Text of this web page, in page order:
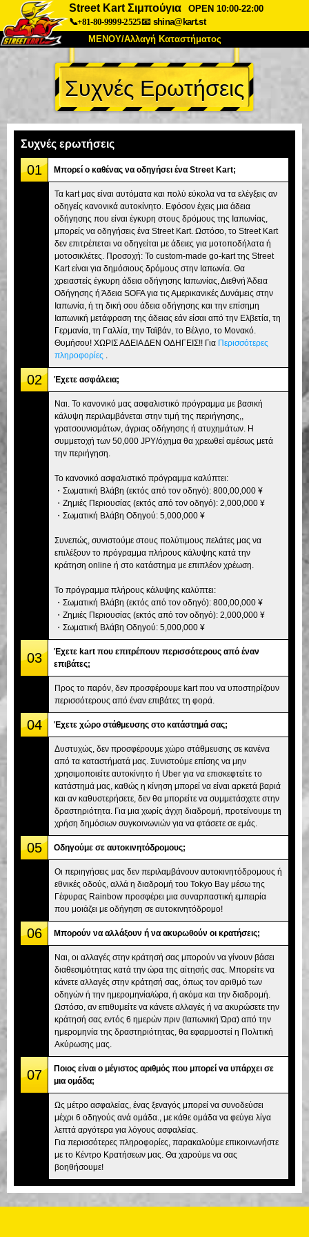
Street Kart Σιμπούγια
OPEN 10:00-22:00
📞+81-80-9999-2525📧 shina@kart.st
ΜΕΝΟΥ/Αλλαγή Καταστήματος
ΚΥΡΙΩΣ
Σχετικά Προδιαγραφές Τιμές
Συχνές Ερωτήσεις
Εταιρεία
Αλλαγή Καταστήματος
Τόκιο Σινάγαουα #1 Τόκιο Ακίχαμπαρα #1
Τόκιο Ακίχαμπαρα #2 Τόκιο Σιμπούγια
Τόκιο Σιμπούγια Annex Τόκιο Κόλπος
Τόκιο Ασακούσα Οσάκα
Οκινάουα
Συχνές Ερωτήσεις
Συχνές ερωτήσεις
01 Μπορεί ο καθένας να οδηγήσει ένα Street Kart;
Τα kart μας είναι αυτόματα και πολύ εύκολα να τα ελέγξεις αν
οδηγείς κανονικά αυτοκίνητο. Εφόσον έχεις μια άδεια
οδήγησης που είναι έγκυρη στους δρόμους της Ιαπωνίας,
μπορείς να οδηγήσεις ένα Street Kart. Ωστόσο, το Street Kart
δεν επιτρέπεται να οδηγείται με άδειες για μοτοποδήλατα ή
μοτοσικλέτες. Προσοχή: Το custom-made go-kart της Street
Kart είναι για δημόσιους δρόμους στην Ιαπωνία. Θα
χρειαστείς έγκυρη άδεια οδήγησης Ιαπωνίας, Διεθνή Άδεια
Οδήγησης ή Άδεια SOFA για τις Αμερικανικές Δυνάμεις στην
Ιαπωνία, ή τη δική σου άδεια οδήγησης και την επίσημη
Ιαπωνική μετάφραση της άδειας εάν είσαι από την Ελβετία, τη
Γερμανία, τη Γαλλία, την Ταϊβάν, το Βέλγιο, το Μονακό.
Θυμήσου! ΧΩΡΙΣ ΑΔΕΙΑ ΔΕΝ ΟΔΗΓΕΙΣ!! Για Περισσότερες
πληροφορίες
02 Έχετε ασφάλεια;
Ναι. Το κανονικό μας ασφαλιστικό πρόγραμμα με βασική
κάλυψη περιλαμβάνεται στην τιμή της περιήγησης,,
γρατσουνισμάτων, άγριας οδήγησης ή ατυχημάτων. Η
συμμετοχή των 50,000 JPY/όχημα θα χρεωθεί αμέσως μετά
την περιήγηση.
Το κανονικό ασφαλιστικό πρόγραμμα καλύπτει:
・Σωματική Βλάβη (εκτός από τον οδηγό): 800,00,000 ¥
・Ζημιές Περιουσίας (εκτός από τον οδηγό): 2,000,000 ¥
・Σωματική Βλάβη Οδηγού: 5,000,000 ¥
Συνεπώς, συνιστούμε στους πολύτιμους πελάτες μας να
επιλέξουν το πρόγραμμα πλήρους κάλυψης κατά την
κράτηση online ή στο κατάστημα με επιπλέον χρέωση.
Το πρόγραμμα πλήρους κάλυψης καλύπτει:
・Σωματική Βλάβη (εκτός από τον οδηγό): 800,00,000 ¥
・Ζημιές Περιουσίας (εκτός από τον οδηγό): 2,000,000 ¥
・Σωματική Βλάβη Οδηγού: 5,000,000 ¥
03
Έχετε kart που επιτρέπουν περισσότερους από έναν
επιβάτες;
Προς το παρόν, δεν προσφέρουμε kart που να υποστηρίζουν
περισσότερους από έναν επιβάτες τη φορά.
04 Έχετε χώρο στάθμευσης στο κατάστημά σας;
Δυστυχώς, δεν προσφέρουμε χώρο στάθμευσης σε κανένα
από τα καταστήματά μας. Συνιστούμε επίσης να μην
χρησιμοποιείτε αυτοκίνητο ή Uber για να επισκεφτείτε το
κατάστημά μας, καθώς η κίνηση μπορεί να είναι αρκετά βαριά
και αν καθυστερήσετε, δεν θα μπορείτε να συμμετάσχετε στην
δραστηριότητα. Για μια χωρίς άγχη διαδρομή, προτείνουμε τη
χρήση δημόσιων συγκοινωνιών για να φτάσετε σε εμάς.
05 Οδηγούμε σε αυτοκινητόδρομους;
Οι περιηγήσεις μας δεν περιλαμβάνουν αυτοκινητόδρομους ή
εθνικές οδούς, αλλά η διαδρομή του Tokyo Bay μέσω της
Γέφυρας Rainbow προσφέρει μια συναρπαστική εμπειρία
που μοιάζει με οδήγηση σε αυτοκινητόδρομο!
06 Μπορούν να αλλάξουν ή να ακυρωθούν οι κρατήσεις;
Ναι, οι αλλαγές στην κράτησή σας μπορούν να γίνουν βάσει
διαθεσιμότητας κατά την ώρα της αίτησής σας. Μπορείτε να
κάνετε αλλαγές στην κράτησή σας, όπως τον αριθμό των
οδηγών ή την ημερομηνία/ώρα, ή ακόμα και την διαδρομή.
Ωστόσο, αν επιθυμείτε να κάνετε αλλαγές ή να ακυρώσετε την
κράτησή σας εντός 6 ημερών πριν (Ιαπωνική Ώρα) από την
ημερομηνία της δραστηριότητας, θα εφαρμοστεί η Πολιτική
Ακύρωσης μας.
07
Ποιος είναι ο μέγιστος αριθμός που μπορεί να υπάρχει σε
μια ομάδα;
Ως μέτρο ασφαλείας, ένας ξεναγός μπορεί να συνοδεύσει
μέχρι 6 οδηγούς ανά ομάδα., με κάθε ομάδα να φεύγει λίγα
λεπτά αργότερα για λόγους ασφαλείας.
Για περισσότερες πληροφορίες, παρακαλούμε επικοινωνήστε
με το Κέντρο Κρατήσεων μας. Θα χαρούμε να σας
βοηθήσουμε!